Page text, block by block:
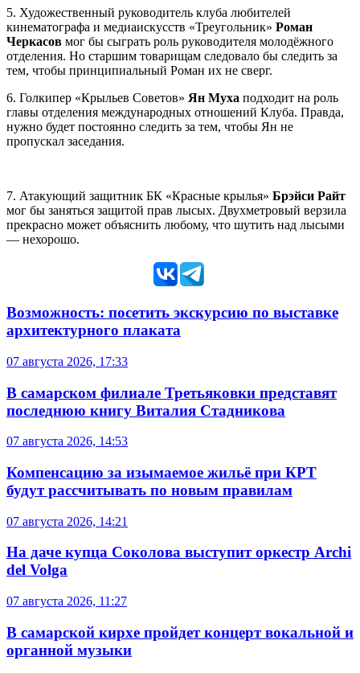
5. Художественный руководитель клуба любителей
кинематографа и медиаискусств «Треугольник» Роман
Черкасов мог бы сыграть роль руководителя молодёжного
отделения. Но старшим товарищам следовало бы следить за
тем, чтобы принципиальный Роман их не сверг.
6. Голкипер «Крыльев Советов» Ян Муха подходит на роль
главы отделения международных отношений Клуба. Правда,
нужно будет постоянно следить за тем, чтобы Ян не
пропускал заседания.
7. Атакующий защитник БК «Красные крылья» Брэйси Райт
мог бы заняться защитой прав лысых. Двухметровый верзила
прекрасно может объяснить любому, что шутить над лысыми
— нехорошо.
Возможность: посетить экскурсию по выставке
архитектурного плаката
07 августа 2026, 17:33
В самарском филиале Третьяковки представят
последнюю книгу Виталия Стадникова
07 августа 2026, 14:53
Компенсацию за изымаемое жильё при КРТ
будут рассчитывать по новым правилам
07 августа 2026, 14:21
На даче купца Соколова выступит оркестр Archi
del Volga
07 августа 2026, 11:27
В самарской кирхе пройдет концерт вокальной и
органной музыки